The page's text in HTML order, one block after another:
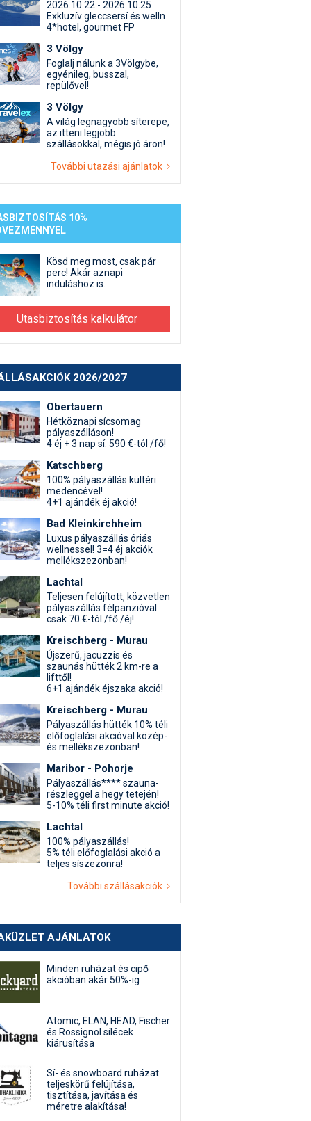
Termékkereső
egyéb síeléshez kapcsolódó téma
beszélgetések
2026.10.22 - 2026.10.25
Exkluzív gleccsersí és welln
4*hotel, gourmet FP
3 Völgy
Foglalj nálunk a 3Völgybe,
egyénileg, busszal,
repülővel!
3 Völgy
A világ legnagyobb síterepe,
az itteni legjobb
szállásokkal, mégis jó áron!
További utazási ajánlatok
10%
Kösd meg most, csak pár
perc! Akár aznapi
induláshoz is.
Utasbiztosítás kalkulátor
2026/2027
Obertauern
Hétköznapi sícsomag
pályaszálláson!
4 éj + 3 nap sí: 590 €-tól /fő!
Katschberg
100% pályaszállás kültéri
medencével!
4+1 ajándék éj akció!
Bad Kleinkirchheim
Luxus pályaszállás óriás
wellnessel! 3=4 éj akciók
mellékszezonban!
Lachtal
Teljesen felújított, közvetlen
pályaszállás félpanzióval
csak 70 €-tól /fő /éj!
Kreischberg - Murau
Újszerű, jacuzzis és
szaunás hütték 2 km-re a
lifttől!
6+1 ajándék éjszaka akció!
Kreischberg - Murau
Pályaszállás hütték 10% téli
előfoglalási akcióval közép-
és mellékszezonban!
Maribor - Pohorje
Pályaszállás**** szauna-
részleggel a hegy tetején!
5-10% téli first minute akció!
Lachtal
100% pályaszállás!
5% téli előfoglalási akció a
teljes síszezonra!
További szállásakciók
AJÁNLATOK
Minden ruházat és cipő
akcióban akár 50%-ig
Atomic, ELAN, HEAD, Fischer
és Rossignol sílécek
kiárusítása
Sí- és snowboard ruházat
teljeskörű felújítása,
tisztítása, javítása és
méretre alakítása!